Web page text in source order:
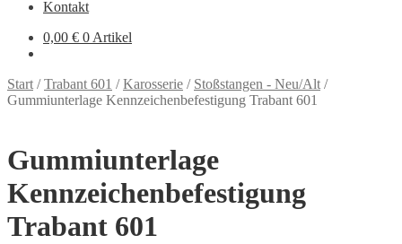
Kontakt
0,00 € 0 Artikel
Start /Trabant 601 /Karosserie / Stoßstangen - Neu/Alt /
Gummiunterlage Kennzeichenbefestigung Trabant 601
Gummiunterlage
Kennzeichenbefestigung
Trabant 601